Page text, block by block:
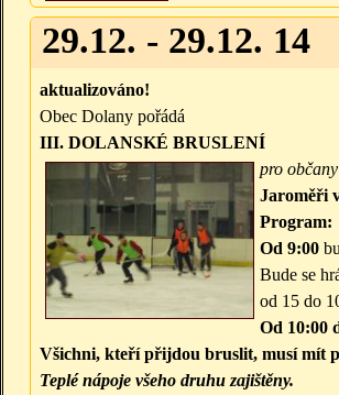
29.12. - 29.12. 14
aktualizováno!
Obec Dolany pořádá
III. DOLANSKÉ BRUSLENÍ
pro
Jaroměři
Program:
Od 9:00
Bude se
od 15 do
Od 10:00
Všichni, kteří přijdou bruslit, musí mít
Teplé nápoje všeho druhu zajištěny.